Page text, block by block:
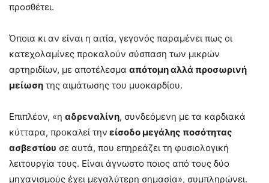
προσθέτει.
Όποια κι αν είναι η αιτία, γεγονός παραμένει πως οι
κατεχολαμίνες προκαλούν σύσπαση των μικρών
αρτηριδίων, με αποτέλεσμα απότομη αλλά προσωρινή
μείωση της αιμάτωσης του μυοκαρδίου.
Επιπλέον, «η αδρεναλίνη, συνδεόμενη με τα καρδιακά
κύτταρα, προκαλεί την είσοδο μεγάλης ποσότητας
ασβεστίου σε αυτά, που επηρεάζει τη φυσιολογική
λειτουργία τους. Είναι άγνωστο ποιος από τους δύο
μηχανισμούς έχει μεγαλύτερη σημασία», συμπληρώνει.